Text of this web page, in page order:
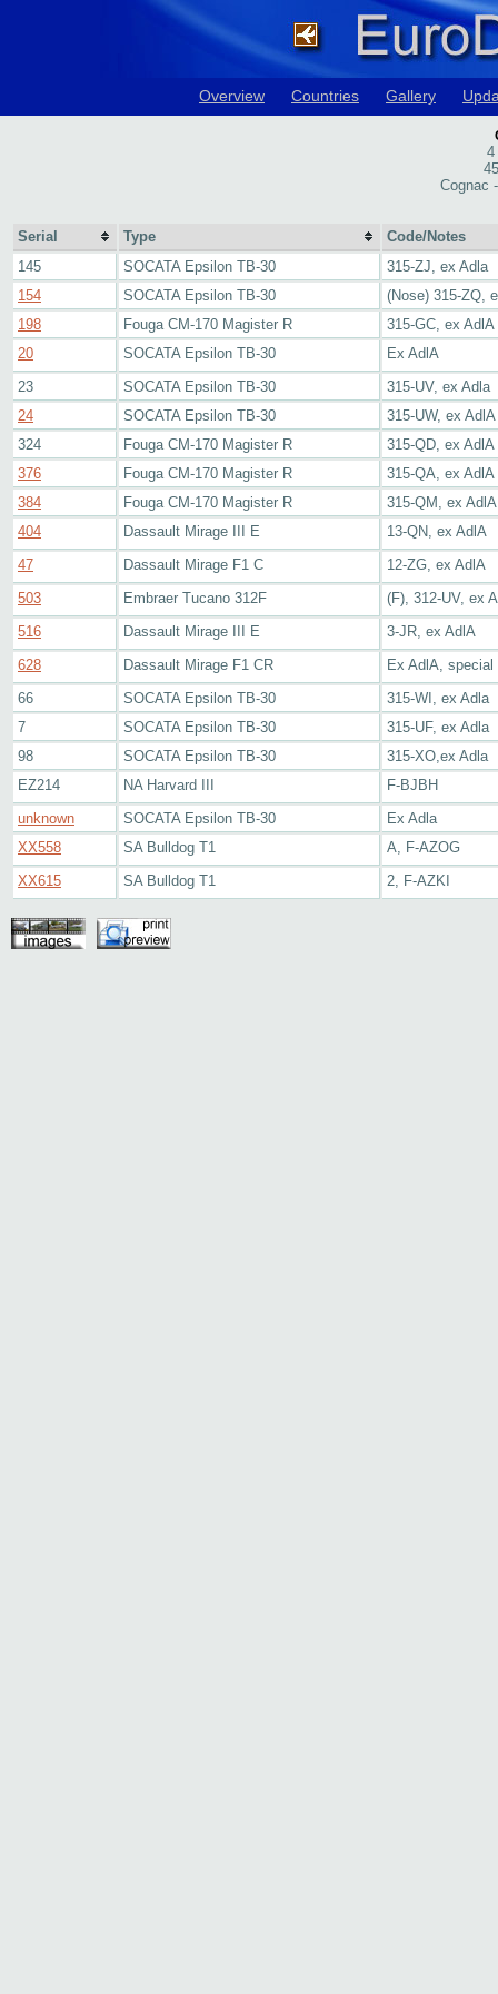
Overview Countries Gallery
4
Cognac
Serial Type
Code/Notes
145
SOCATA Epsilon TB-30
315-ZJ, ex Adla
154
SOCATA Epsilon TB-30
(Nose) 315-ZQ,
198
Fouga CM-170 Magister R
315-GC, ex AdlA
20
SOCATA Epsilon TB-30
Ex AdlA
23
SOCATA Epsilon TB-30
315-UV, ex Adla
24
SOCATA Epsilon TB-30
315-UW, ex AdlA
324
Fouga CM-170 Magister R
315-QD, ex AdlA
376
Fouga CM-170 Magister R
315-QA, ex AdlA
384
Fouga CM-170 Magister R
315-QM, ex AdlA
404
Dassault Mirage III E
13-QN, ex AdlA
47
Dassault Mirage F1 C
12-ZG, ex AdlA
503
Embraer Tucano 312F
(F), 312-UV, ex
516
Dassault Mirage III E
3-JR, ex AdlA
628
Dassault Mirage F1 CR
Ex AdlA, special
66
SOCATA Epsilon TB-30
315-WI, ex Adla
7
SOCATA Epsilon TB-30
315-UF, ex Adla
98
SOCATA Epsilon TB-30
315-XO,ex Adla
EZ214
NA Harvard III
F-BJBH
unknown
SOCATA Epsilon TB-30
Ex Adla
XX558
SA Bulldog T1
A, F-AZOG
XX615
SA Bulldog T1 2, F-AZKI